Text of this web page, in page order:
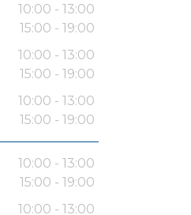
10:00 - 13:00
15:00 - 19:00
10:00 - 13:00
15:00 - 19:00
10:00 - 13:00
15:00 - 19:00
10:00 - 13:00
15:00 - 19:00
10:00 - 13:00